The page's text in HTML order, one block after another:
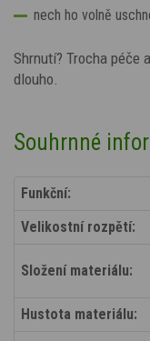
nech ho volně
Shrnutí? Trocha péče
dlouho.
Souhrnné
Funkční:
Velikostní rozpětí:
Složení materiálu:
Hustota materiálu: